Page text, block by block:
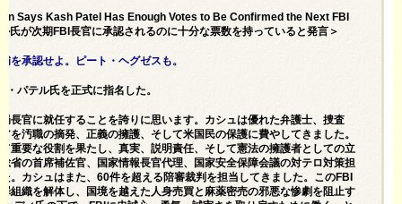
ッ
プ
Says Kash Patel Has Enough Votes to Be Confirmed the Next FBI
が次期FBI長官に承認されるのに十分な票数を持っていると発言＞
を承認せよ。ピート・ヘグゼスも。
・パテル氏を正式に指名した。
長官に就任することを誇りに思います。カシュは優れた弁護士、捜査
を汚職の摘発、正義の擁護、そして米国民の保護に費やしてきました。
重要な役割を果たし、真実、説明責任、そして憲法の擁護者としての立
省の首席補佐官、国家情報長官代理、国家安全保障会議の対テロ対策担
。カシュはまた、60件を超える陪審裁判を担当してきました。このFBI
組織を解体し、国境を越えた人身売買と麻薬密売の邪悪な惨劇を阻止す